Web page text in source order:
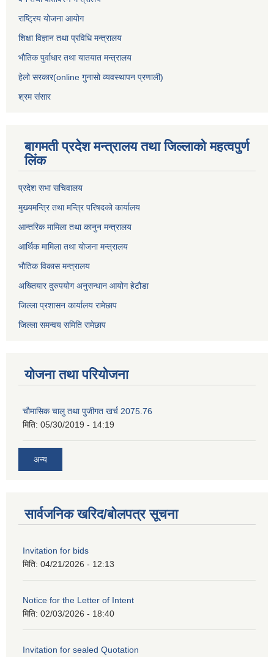
राष्ट्रिय योजना आयोग
शिक्षा विज्ञान तथा प्रविधि मन्त्रालय
भौतिक पुर्वाधार तथा यातयात मन्त्रालय
हेलो सरकार(online गुनासो व्यवस्थापन प्रणाली)
श्रम संसार
बागमती प्रदेश मन्त्रालय तथा जिल्लाको महत्वपुर्ण
लिंक
प्रदेश सभा सचिवालय
मुख्यमन्त्रि तथा मन्त्रि परिषदको कार्यालय
आन्तरिक मामिला तथा कानुन मन्त्रालय
आर्थिक मामिला तथा योजना मन्त्रालय
भौतिक विकास मन्त्रालय
अख्तियार दुरुपयोग अनुसन्धान आयोग हेटौडा
जिल्ला प्रशासन कार्यालय रामेछाप
जिल्ला समन्वय समिति रामेछाप
योजना तथा परियोजना
चाैमासिक चालु तथा पुजीगत खर्च 2075.76
मिति: 05/30/2019 - 14:19
अन्य
सार्वजनिक खरिद/बोलपत्र सूचना
Invitation for bids
मिति: 04/21/2026 - 12:13
Notice for the Letter of Intent
मिति: 02/03/2026 - 18:40
Invitation for sealed Quotation